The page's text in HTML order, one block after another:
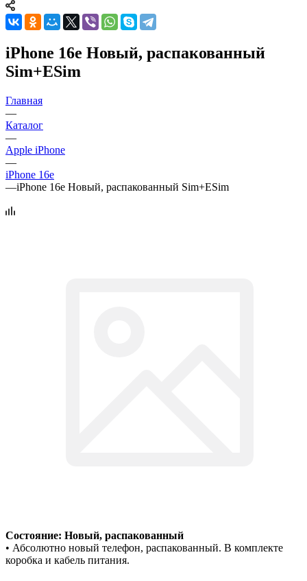
iPhone 16e Новый, распакованный
Sim+ESim
Главная
—
Каталог
—
Apple iPhone
—
iPhone 16e
—iPhone 16e Новый, распакованный Sim+ESim
Состояние: Новый, распакованный
• Абсолютно новый телефон, распакованный. В комплекте
коробка и кабель питания.